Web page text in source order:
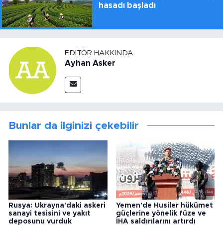
hasadı başladı
EDITÖR HAKKINDA
Ayhan Asker
Bunlar da ilginizi çekebilir
Rusya: Ukrayna'daki askeri
sanayi tesisini ve yakıt
deposunu vurduk
Yemen'de Husiler hükümet
güçlerine yönelik füze ve
İHA saldırılarını artırdı